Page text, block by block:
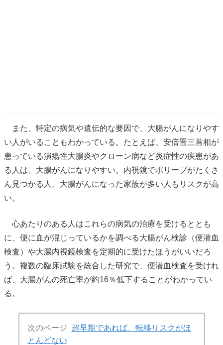
また、特定の病気や遺伝的な要因で、大腸がんになりやす
い人がいることもわかっている。たとえば、安倍晋三首相が
患っている潰瘍性大腸炎やクローン病など炎症性の疾患があ
る人は、大腸がんになりやすい。内視鏡でポリープがたくさ
ん見つかる人、大腸がんになった家族が多い人もリスクが高
い。
心あたりのある人はこれらの病気の治療を受けるととも
に、便に血が混じっているかを調べる大腸がん検診（便潜血
検査）や大腸内視鏡検査を定期的に受けたほうがいいだろ
う。複数の臨床試験を統合した研究で、便潜血検査を受けれ
ば、大腸がんの死亡率が約16％低下することがわかってい
る。
次のページ
超早期であれば、転移リスクがほ
とんどない